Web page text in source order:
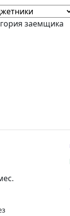
заемщика